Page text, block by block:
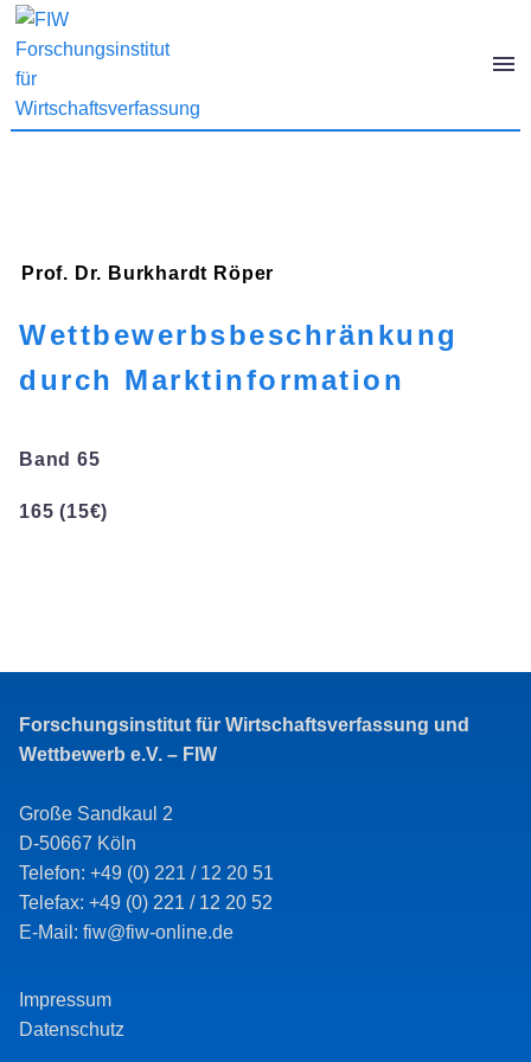
Prof. Dr. Burkhardt Röper
Wettbewerbsbeschränkung
durch Marktinformation
Band 65
165 (15€)
Forschungsinstitut für Wirtschaftsverfassung und
Wettbewerb e.V. – FIW
Große Sandkaul 2
D-50667 Köln
Telefon: +49 (0) 221 / 12 20 51
Telefax: +49 (0) 221 / 12 20 52
E-Mail: fiw@fiw-online.de
Impressum
Datenschutz